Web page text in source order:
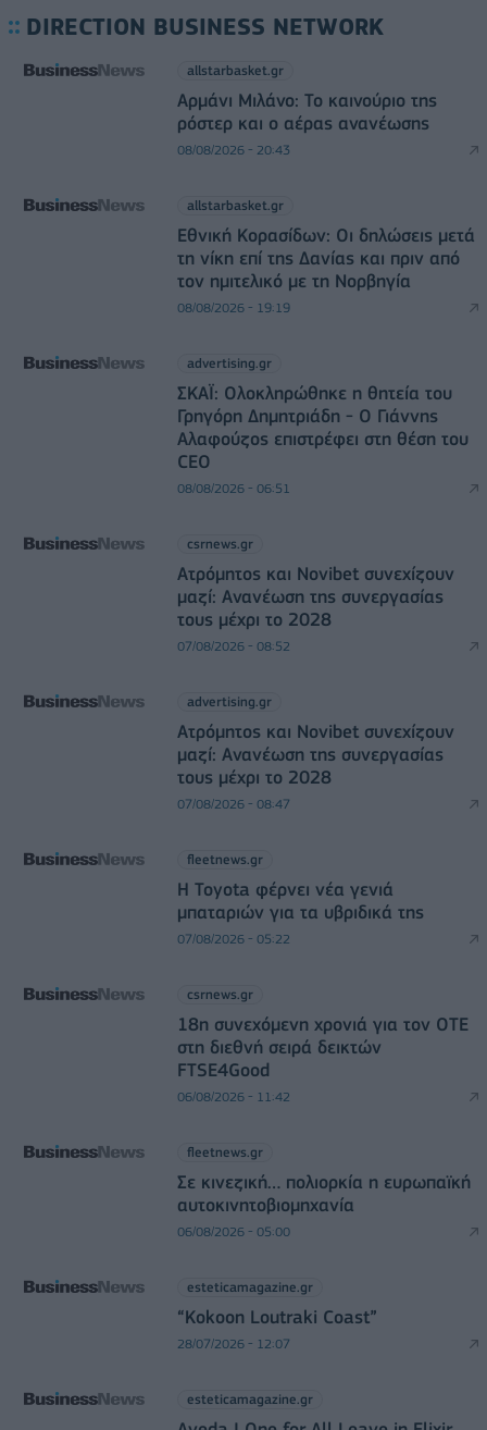
DIRECTION BUSINESS NETWORK
allstarbasket.gr
Αρμάνι Μιλάνο: Το καινούριο της
ρόστερ και ο αέρας ανανέωσης
08/08/2026 - 20:43
allstarbasket.gr
Εθνική Κορασίδων: Οι δηλώσεις μετά
τη νίκη επί της Δανίας και πριν από
τον ημιτελικό με τη Νορβηγία
08/08/2026 - 19:19
advertising.gr
ΣΚΑΪ: Ολοκληρώθηκε η θητεία του
Γρηγόρη Δημητριάδη - Ο Γιάννης
Αλαφούζος επιστρέφει στη θέση του
CEO
08/08/2026 - 06:51
csrnews.gr
Ατρόμητος και Novibet συνεχίζουν
μαζί: Ανανέωση της συνεργασίας
τους μέχρι το 2028
07/08/2026 - 08:52
advertising.gr
Ατρόμητος και Novibet συνεχίζουν
μαζί: Ανανέωση της συνεργασίας
τους μέχρι το 2028
07/08/2026 - 08:47
fleetnews.gr
Η Toyota φέρνει νέα γενιά
μπαταριών για τα υβριδικά της
07/08/2026 - 05:22
csrnews.gr
18η συνεχόμενη χρονιά για τον ΟΤΕ
στη διεθνή σειρά δεικτών
FTSE4Good
06/08/2026 - 11:42
fleetnews.gr
Σε κινεζική… πολιορκία η ευρωπαϊκή
αυτοκινητοβιομηχανία
06/08/2026 - 05:00
esteticamagazine.gr
“Kokoon Loutraki Coast”
28/07/2026 - 12:07
esteticamagazine.gr